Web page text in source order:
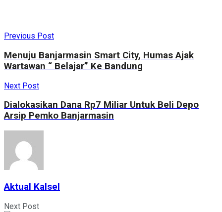
Previous Post
Menuju Banjarmasin Smart City, Humas Ajak
Wartawan “ Belajar” Ke Bandung
Next Post
Dialokasikan Dana Rp7 Miliar Untuk Beli Depo
Arsip Pemko Banjarmasin
Aktual Kalsel
Next Post